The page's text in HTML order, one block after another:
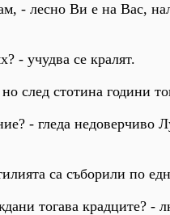
- лесно Ви е на Вас,
- учудва се кралят.
след стотина години
- гледа недоверчиво
са съборили по
тогава крадците? -